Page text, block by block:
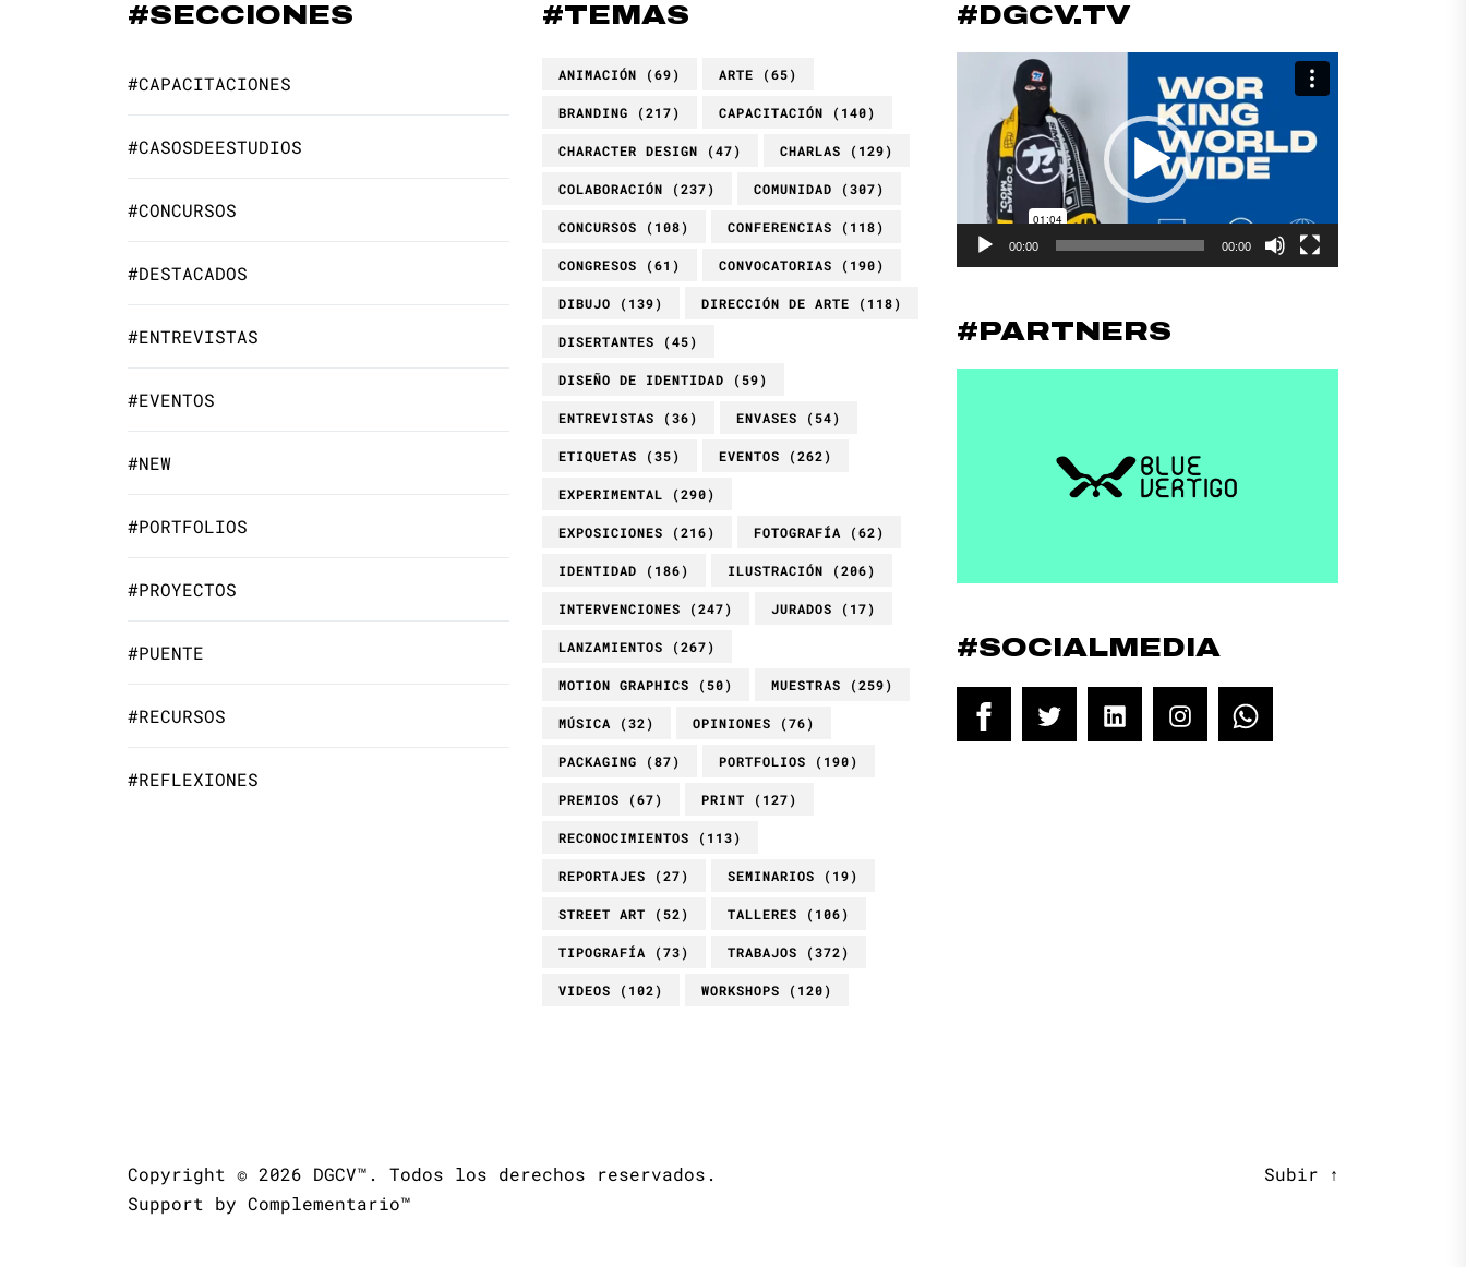
#SECCIONES
#CAPACITACIONES
#CASOSDEESTUDIOS
#CONCURSOS
#DESTACADOS
#ENTREVISTAS
#EVENTOS
#NEW
#PORTFOLIOS
#PROYECTOS
#PUENTE
#RECURSOS
#REFLEXIONES
#TEMAS
ANIMACIÓN (69) ARTE (65)
BRANDING (217) CAPACITACIÓN (140)
CHARACTER DESIGN (47) CHARLAS (129)
COLABORACIÓN (237) COMUNIDAD (307)
CONCURSOS (108) CONFERENCIAS (118)
CONGRESOS (61) CONVOCATORIAS (190)
DIBUJO (139) DIRECCIÓN DE ARTE (118)
DISERTANTES (45)
DISEÑO DE IDENTIDAD (59)
ENTREVISTAS (36) ENVASES (54)
ETIQUETAS (35) EVENTOS (262)
EXPERIMENTAL (290)
EXPOSICIONES (216) FOTOGRAFÍA (62)
IDENTIDAD (186) ILUSTRACIÓN (206)
INTERVENCIONES (247) JURADOS (17)
LANZAMIENTOS (267)
MOTION GRAPHICS (50) MUESTRAS (259)
MÚSICA (32) OPINIONES (76)
PACKAGING (87) PORTFOLIOS (190)
PREMIOS (67) PRINT (127)
RECONOCIMIENTOS (113)
REPORTAJES (27) SEMINARIOS (19)
STREET ART (52) TALLERES (106)
TIPOGRAFÍA (73) TRABAJOS (372)
VIDEOS (102) WORKSHOPS (120)
#DGCV.TV
Reproductor
vídeo
00:00 00:00
#PARTNERS
#SOCIALMEDIA
FacebookTwitter LinkedInInstagram
Copyright © 2026 DGCV™. Todos los derechos reservados.
Support by Complementario™
Subir ↑